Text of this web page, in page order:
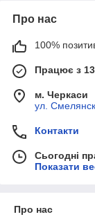
Про нас
100%
Працює з
м. Черкаси
ул.
Контакти
Сьогодні
Показати
Про нас